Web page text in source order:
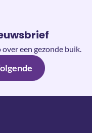
een gezonde buik.